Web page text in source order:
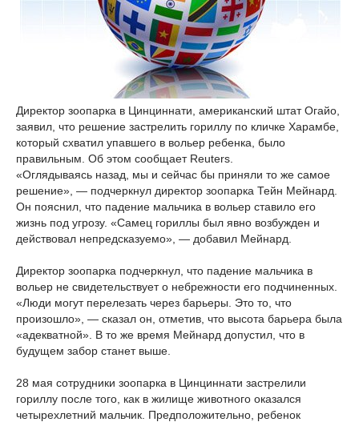
Директор зоопарка в Цинциннати, американский штат Огайо,
заявил, что решение застрелить гориллу по кличке Харамбе,
который схватил упавшего в вольер ребенка, было
правильным. Об этом сообщает Reuters.
«Оглядываясь назад, мы и сейчас бы приняли то же самое
решение», — подчеркнул директор зоопарка Тейн Мейнард.
Он пояснил, что падение мальчика в вольер ставило его
жизнь под угрозу. «Самец гориллы был явно возбужден и
действовал непредсказуемо», — добавил Мейнард.
Директор зоопарка подчеркнул, что падение мальчика в
вольер не свидетельствует о небрежности его подчиненных.
«Люди могут перелезать через барьеры. Это то, что
произошло», — сказал он, отметив, что высота барьера была
«адекватной». В то же время Мейнард допустил, что в
будущем забор станет выше.
28 мая сотрудники зоопарка в Цинциннати застрелили
гориллу после того, как в жилище животного оказался
четырехлетний мальчик. Предположительно, ребенок